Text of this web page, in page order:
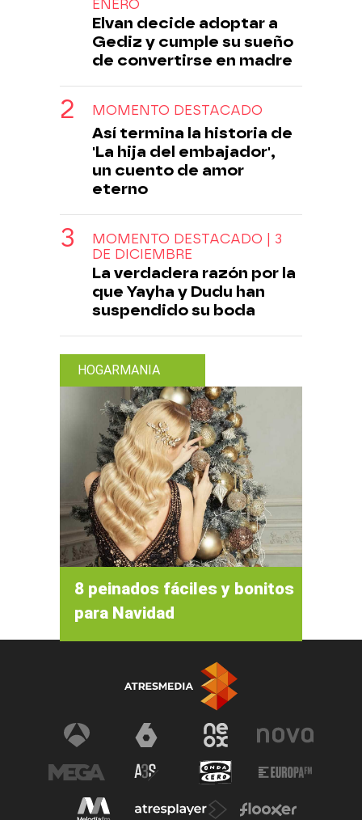
ENERO
Elvan decide adoptar a
Gediz y cumple su sueño
de convertirse en madre
MOMENTO DESTACADO
Así termina la historia de
'La hija del embajador',
un cuento de amor
eterno
MOMENTO DESTACADO | 3
DE DICIEMBRE
La verdadera razón por la
que Yayha y Dudu han
suspendido su boda
HOGARMANIA
8 peinados fáciles y bonitos
para Navidad